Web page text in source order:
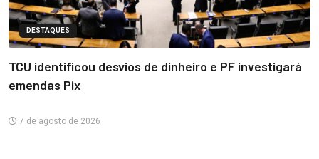
DESTAQUES
TCU identificou desvios de dinheiro e PF investigará
emendas Pix
7 de agosto de 2026